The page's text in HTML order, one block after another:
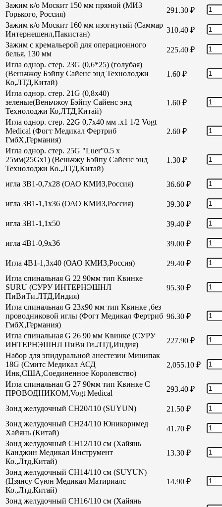
Зажим к/о Москит 150 мм прямой (МИЗ
Горького, Россия)
291.30 ₽
Зажим к/о Москит 160 мм изогнутый (Саммар
Интернешенл,Пакистан)
310.40 ₽
Зажим с кремальерой для операционного
белья, 130 мм
225.40 ₽
Игла однор. стер. 23G (0,6*25) (голубая)
(Веньчжоу Бэйпу Сайенс энд Технолоджи
Ко,ЛТД,Китай)
1.60 ₽
Игла однор. стер. 21G (0,8х40)
зеленые(Веньчжоу Бэйпу Сайенс энд
Технолоджи Ко,ЛТД,Китай)
1.60 ₽
Игла однор. стер. 22G 0,7х40 мм .х1 1/2 Vogt
Medical (Фогт Медикал Фертриб
ГмбХ,Германия)
2.60 ₽
Игла однор. стер. 25G "Luer"0.5 х
25мм(25Gх1) (Веньчжу Бэйпу Сайенс энд
Технолоджи Ко.,ЛТД,Китай)
1.30 ₽
игла 3В1-0,7х28 (ОАО КМИЗ,Россия) 36.60 ₽
игла 3В1-1,1х36 (ОАО КМИЗ,Россия) 39.30 ₽
игла 3В1-1,1х50 39.40 ₽
игла 4В1-0,9х36 39.00 ₽
Игла 4В1-1,3х40 (ОАО КМИЗ,Россия) 29.40 ₽
Игла спинальная G 22 90мм тип Квинке
SURU (СУРУ ИНТЕРНЭШНЛ
ПиВиТи.ЛТД,Индия)
95.30 ₽
Игла спинальная G 23х90 мм тип Квинке ,без
проводниковой иглы (Фогт Медикал Фертриб
ГмбХ,Германия)
96.30 ₽
Игла спинальная G 26 90 мм Квинке (СУРУ
ИНТЕРНЭШНЛ ПиВиТи.ЛТД,Индия)
227.90 ₽
Набор для эпидуральной анестезии Минипак
18G (Смитс Медикал АСД
Инк,США,Соединенное Королевство)
2,055.10 ₽
Игла спинальная G 27 90мм тип Квинке С
ПРОВОДНИКОМ,Vogt Medical
293.40 ₽
Зонд желудочный СН20/110 (SUYUN) 21.50 ₽
Зонд желудочный СН24/110 Юникорнмед
Хайянь (Китай)
41.70 ₽
Зонд желудочный CH12/110 см (Хайянь
Канджин Медикал Инструмент
Ко.,Лтд,Китай)
13.30 ₽
Зонд желудочный CH14/110 см (SUYUN)
(Цзянсу Суюн Медикал Матириалс
Ко.,Лтд,Китай)
14.90 ₽
Зонд желудочный CH16/110 см (Хайянь